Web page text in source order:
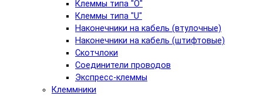
Клеммы типа "O"
Клеммы типа "U"
Наконечники на кабель (втулочные)
Наконечники на кабель (штифтовые)
Скотчлоки
Соединители проводов
Экспресс-клеммы
Клеммники